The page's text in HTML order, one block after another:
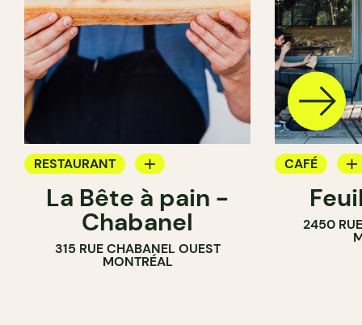
RESTAURANT
CAFÉ
PÂTISSERIE
BOULANGERIE
La Bête à pain -
Chabanel
315 RUE CHABANEL OUEST
MONTRÉAL
CAFÉ
PÂTISSERIE
2450